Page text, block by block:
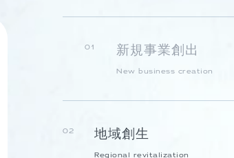
01 新規事業創出
New business creation
02 地域創生
Regional revitalization